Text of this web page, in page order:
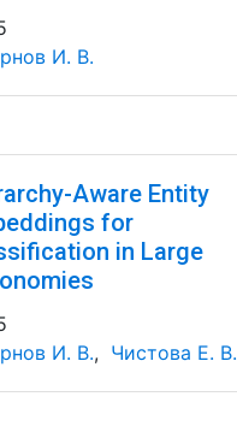
И. В.
Aware Entity
for
in Large
И. В., Чистова Е. В.